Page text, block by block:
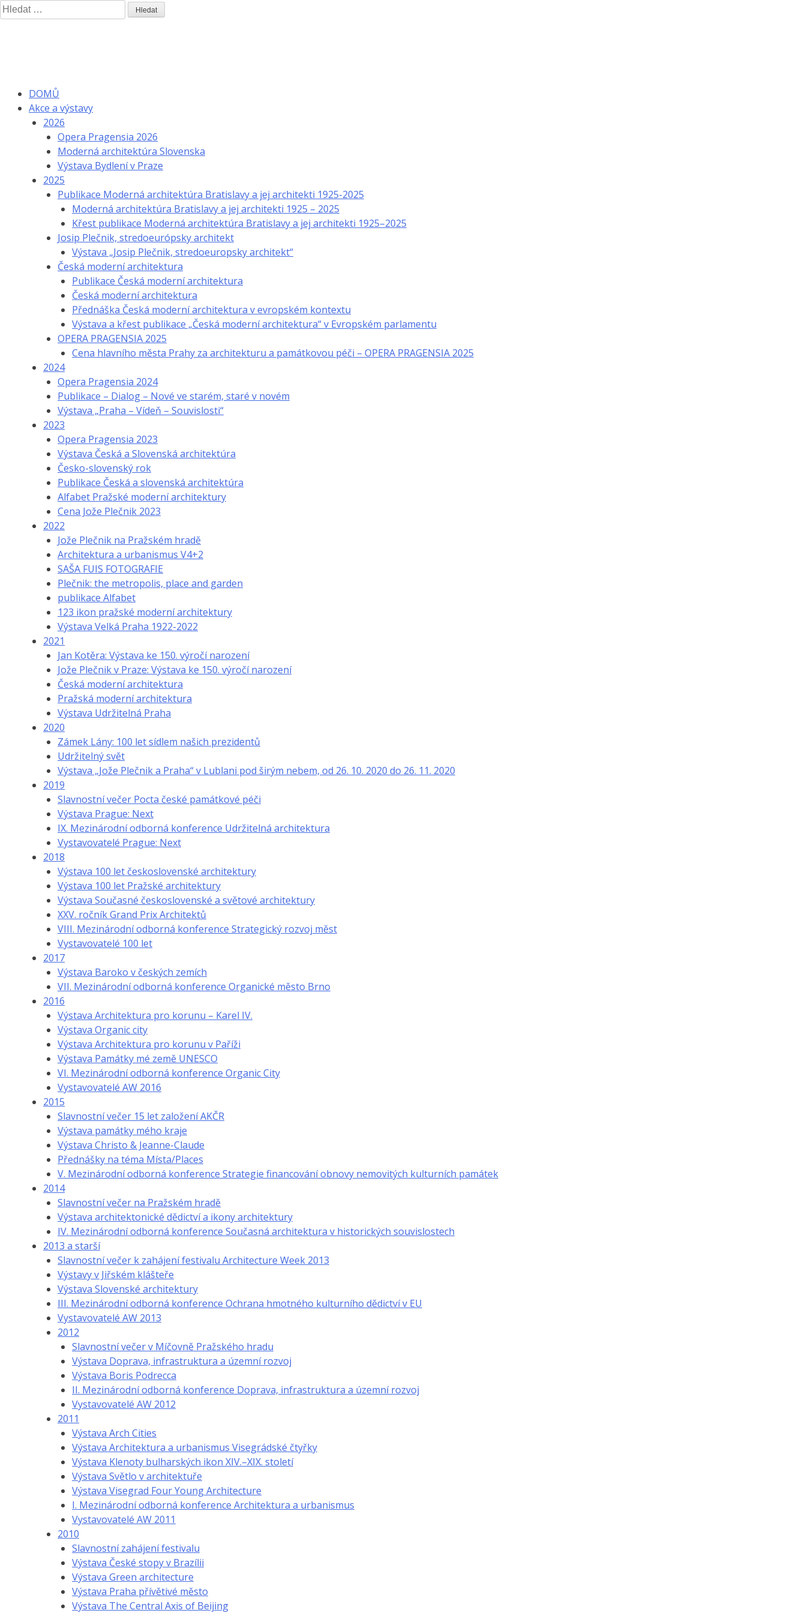
Skip
to
Vyhledávání
DOMŮ
Akce a výstavy
2026
Opera Pragensia 2026
Moderná architektúra Slovenska
Výstava Bydlení v Praze
2025
Publikace Moderná architektúra Bratislavy a jej architekti 1925-2025
Moderná architektúra Bratislavy a jej architekti 1925 – 2025
Křest publikace Moderná architektúra Bratislavy a jej architekti 1925–2025
Josip Plečnik, stredoeurópsky architekt
Výstava „Josip Plečnik, stredoeuropsky architekt“
Česká moderní architektura
Publikace Česká moderní architektura
Česká moderní architektura
Přednáška Česká moderní architektura v evropském kontextu
Výstava a křest publikace „Česká moderní architektura“ v Evropském parlamentu
OPERA PRAGENSIA 2025
Cena hlavního města Prahy za architekturu a památkovou péči – OPERA PRAGENSIA 2025
2024
Opera Pragensia 2024
Publikace – Dialog – Nové ve starém, staré v novém
Výstava „Praha – Vídeň – Souvislosti“
2023
Opera Pragensia 2023
Výstava Česká a Slovenská architektúra
Česko-slovenský rok
Publikace Česká a slovenská architektúra
Alfabet Pražské moderní architektury
Cena Jože Plečnik 2023
2022
Jože Plečnik na Pražském hradě
Architektura a urbanismus V4+2
SAŠA FUIS FOTOGRAFIE
Plečnik: the metropolis, place and garden
publikace Alfabet
123 ikon pražské moderní architektury
Výstava Velká Praha 1922-2022
2021
Jan Kotěra: Výstava ke 150. výročí narození
Jože Plečnik v Praze: Výstava ke 150. výročí narození
Česká moderní architektura
Pražská moderní architektura
Výstava Udržitelná Praha
2020
Zámek Lány: 100 let sídlem našich prezidentů
Udržitelný svět
Výstava „Jože Plečnik a Praha“ v Lublani pod širým nebem, od 26. 10. 2020 do 26. 11. 2020
2019
Slavnostní večer Pocta české památkové péči
Výstava Prague: Next
IX. Mezinárodní odborná konference Udržitelná architektura
Vystavovatelé Prague: Next
2018
Výstava 100 let československé architektury
Výstava 100 let Pražské architektury
Výstava Současné československé a světové architektury
XXV. ročník Grand Prix Architektů
VIII. Mezinárodní odborná konference Strategický rozvoj měst
Vystavovatelé 100 let
2017
Výstava Baroko v českých zemích
VII. Mezinárodní odborná konference Organické město Brno
2016
Výstava Architektura pro korunu – Karel IV.
Výstava Organic city
Výstava Architektura pro korunu v Paříži
Výstava Památky mé země UNESCO
VI. Mezinárodní odborná konference Organic City
Vystavovatelé AW 2016
2015
Slavnostní večer 15 let založení AKČR
Výstava památky mého kraje
Výstava Christo & Jeanne-Claude
Přednášky na téma Místa/Places
V. Mezinárodní odborná konference Strategie financování obnovy nemovitých kulturních památek
2014
Slavnostní večer na Pražském hradě
Výstava architektonické dědictví a ikony architektury
IV. Mezinárodní odborná konference Současná architektura v historických souvislostech
2013 a starší
Slavnostní večer k zahájení festivalu Architecture Week 2013
Výstavy v Jiřském klášteře
Výstava Slovenské architektury
III. Mezinárodní odborná konference Ochrana hmotného kulturního dědictví v EU
Vystavovatelé AW 2013
2012
Slavnostní večer v Míčovně Pražského hradu
Výstava Doprava, infrastruktura a územní rozvoj
Výstava Boris Podrecca
II. Mezinárodní odborná konference Doprava, infrastruktura a územní rozvoj
Vystavovatelé AW 2012
2011
Výstava Arch Cities
Výstava Architektura a urbanismus Visegrádské čtyřky
Výstava Klenoty bulharských ikon XIV.–XIX. století
Výstava Světlo v architektuře
Výstava Visegrad Four Young Architecture
I. Mezinárodní odborná konference Architektura a urbanismus
Vystavovatelé AW 2011
2010
Slavnostní zahájení festivalu
Výstava České stopy v Brazílii
Výstava Green architecture
Výstava Praha přívětivé město
Výstava The Central Axis of Beijing